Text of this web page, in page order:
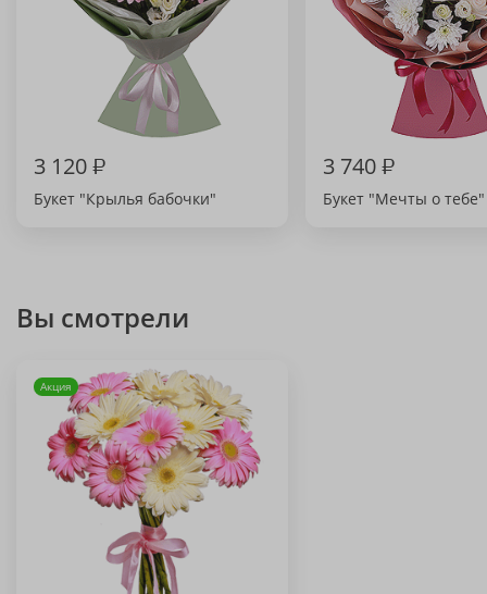
3 120₽
Букет "Крылья бабочки"
3 740₽
Букет "Мечты о тебе"
Вы смотрели
Акция